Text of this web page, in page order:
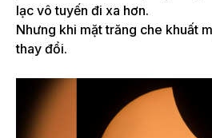
lạc vô tuyến đi xa hơn.
Nhưng khi mặt trăng che khuất
thay đổi.